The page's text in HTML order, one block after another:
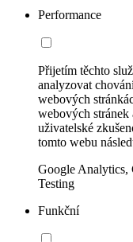
Performance
Přijetím těchto
analyzovat
webových
webových stránek
uživatelské
tomto webu
Google Analytics,
Testing
Funkční